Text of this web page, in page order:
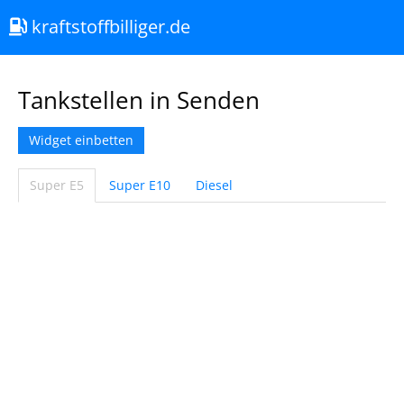
kraftstoffbilliger.de
Tankstellen in Senden
Widget einbetten
Super E5 Super E10 Diesel